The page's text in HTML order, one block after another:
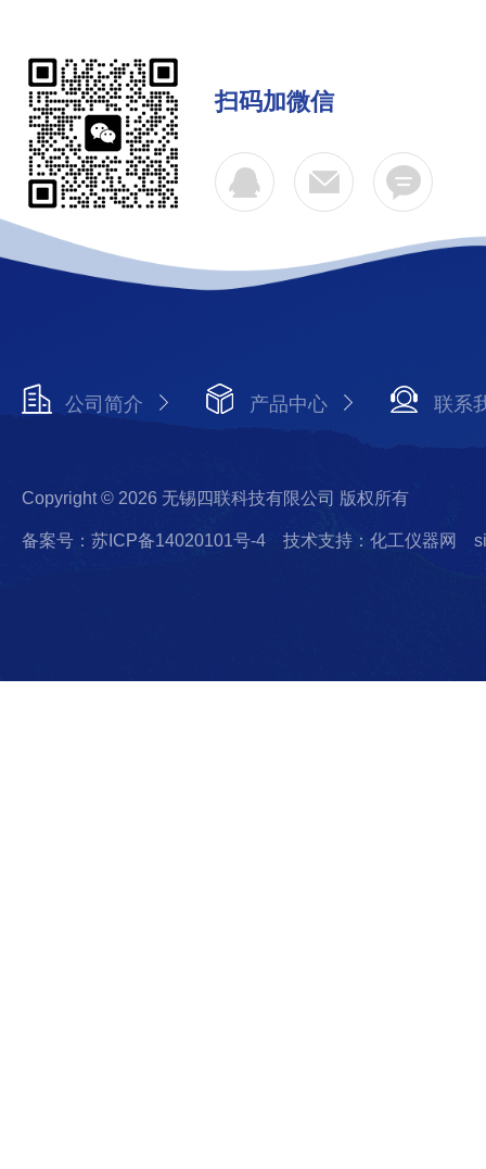
扫码加微信
公司简介 产品中心 联系
Copyright © 2026 无锡四联科技有限公司 版权所有
备案号：苏ICP备14020101号-4 技术支持：化工仪器网